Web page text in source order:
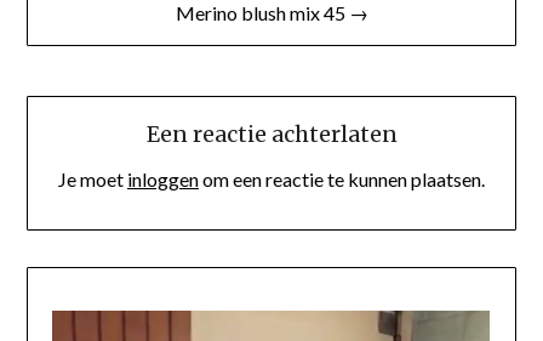
Merino blush mix 45 →
Een reactie achterlaten
Je moet inloggenom een reactie te kunnen plaatsen.